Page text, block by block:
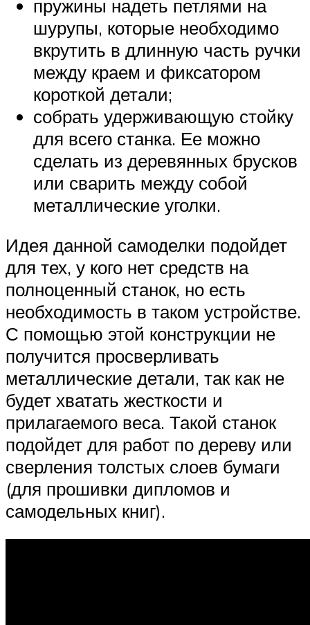
пружины надеть петлями на
шурупы, которые необходимо
вкрутить в длинную часть ручки
между краем и фиксатором
короткой детали;
собрать удерживающую стойку
для всего станка. Ее можно
сделать из деревянных брусков
или сварить между собой
металлические уголки.
Идея данной самоделки подойдет
для тех, у кого нет средств на
полноценный станок, но есть
необходимость в таком устройстве.
С помощью этой конструкции не
получится просверливать
металлические детали, так как не
будет хватать жесткости и
прилагаемого веса. Такой станок
подойдет для работ по дереву или
сверления толстых слоев бумаги
(для прошивки дипломов и
самодельных книг).